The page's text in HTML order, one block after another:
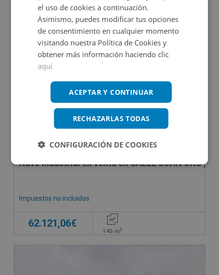
Impuestos no incluidos
2.300.000€
6.182m 2
Nave Industrial en venta en CALLE JUAN ORO , 2
Impuestos no incluidos
62.121,06€
145 m2
el uso de cookies a continuación.
Asimismo, puedes modificar tus opciones
de consentimiento en cualquier momento
visitando nuestra Política de Cookies y
obtener más información haciendo clic
aquí
ACEPTAR Y CONTINUAR
RECHAZARLAS TODAS
CONFIGURACIÓN DE COOKIES